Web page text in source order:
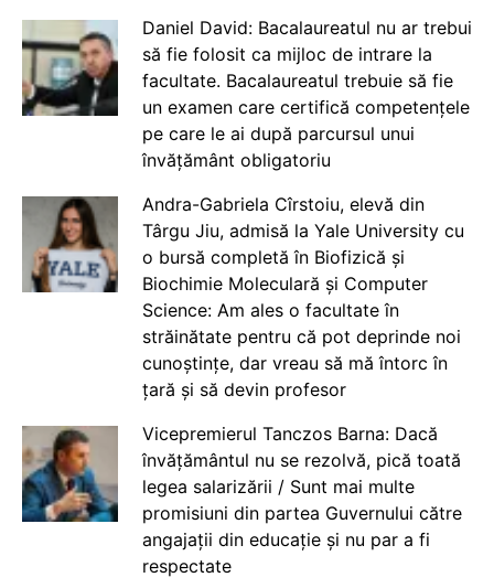
Daniel David: Bacalaureatul nu ar trebui
să fie folosit ca mijloc de intrare la
facultate. Bacalaureatul trebuie să fie
un examen care certifică competențele
pe care le ai după parcursul unui
învățământ obligatoriu
Andra-Gabriela Cîrstoiu, elevă din
Târgu Jiu, admisă la Yale University cu
o bursă completă în Biofizică și
Biochimie Moleculară și Computer
Science: Am ales o facultate în
străinătate pentru că pot deprinde noi
cunoștințe, dar vreau să mă întorc în
țară și să devin profesor
Vicepremierul Tanczos Barna: Dacă
învățământul nu se rezolvă, pică toată
legea salarizării / Sunt mai multe
promisiuni din partea Guvernului către
angajații din educație și nu par a fi
respectate